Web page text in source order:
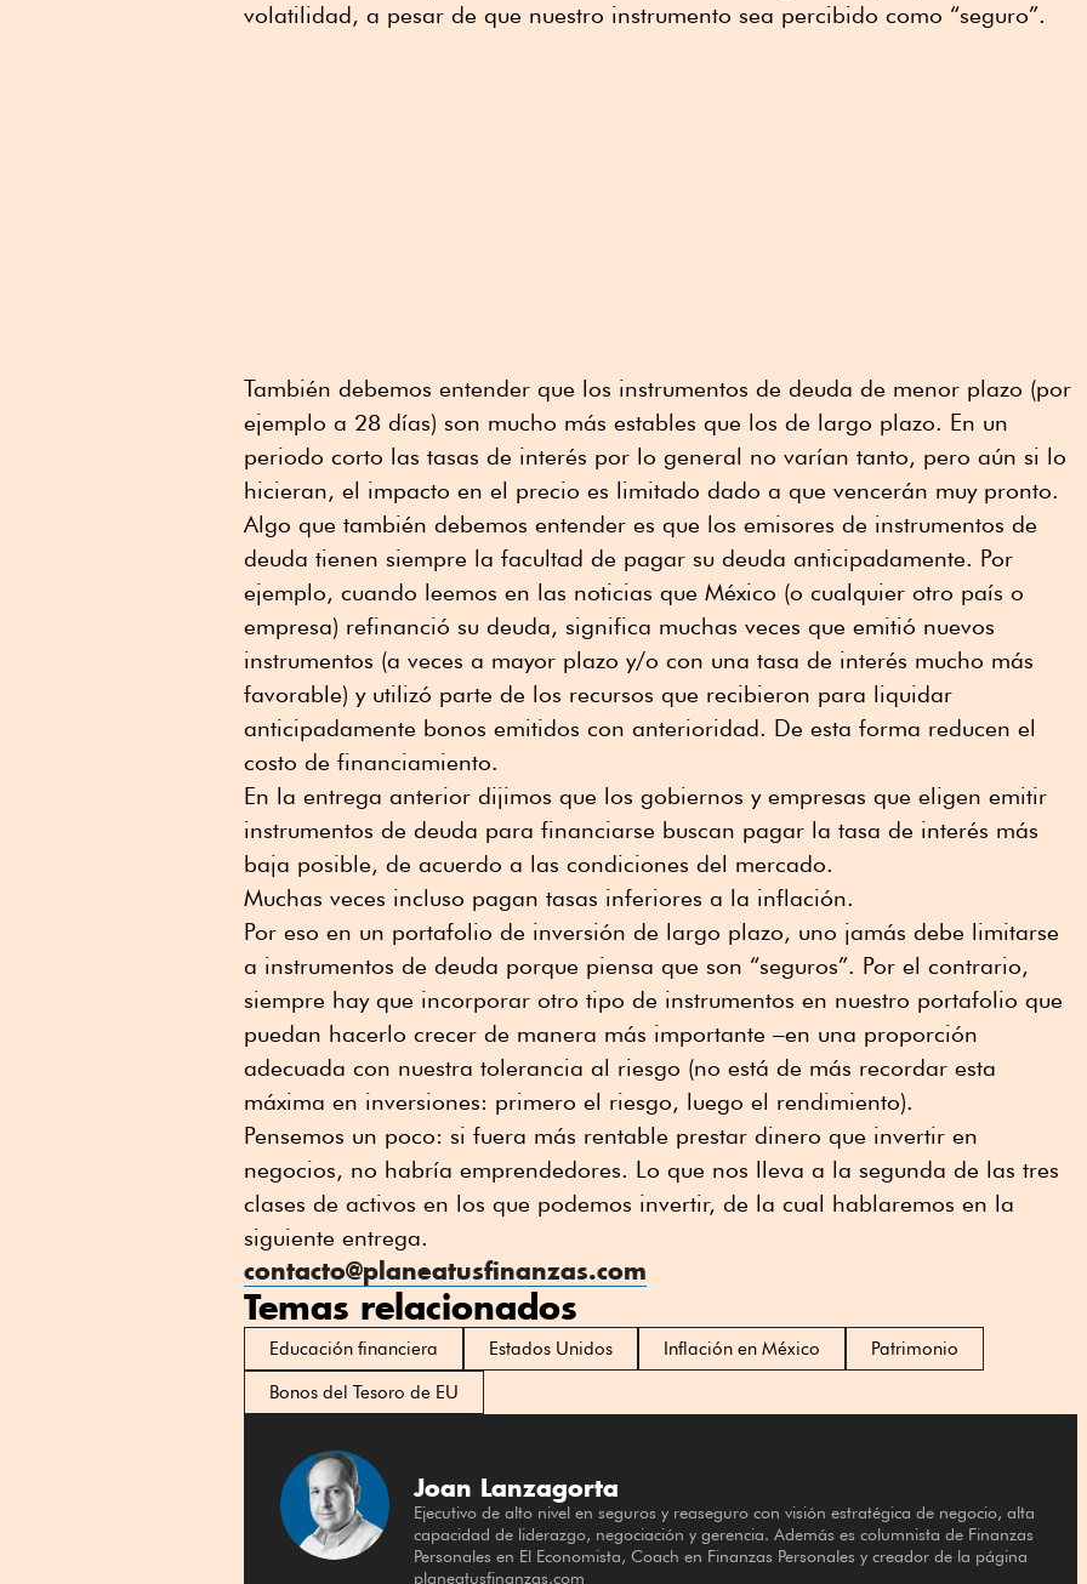
volatilidad, a pesar de que nuestro instrumento sea percibido como “seguro”.
También debemos entender que los instrumentos de deuda de menor plazo (por
ejemplo a 28 días) son mucho más estables que los de largo plazo. En un
periodo corto las tasas de interés por lo general no varían tanto, pero aún si lo
hicieran, el impacto en el precio es limitado dado a que vencerán muy pronto.
Algo que también debemos entender es que los emisores de instrumentos de
deuda tienen siempre la facultad de pagar su deuda anticipadamente. Por
ejemplo, cuando leemos en las noticias que México (o cualquier otro país o
empresa) refinanció su deuda, significa muchas veces que emitió nuevos
instrumentos (a veces a mayor plazo y/o con una tasa de interés mucho más
favorable) y utilizó parte de los recursos que recibieron para liquidar
anticipadamente bonos emitidos con anterioridad. De esta forma reducen el
costo de financiamiento.
En la entrega anterior dijimos que los gobiernos y empresas que eligen emitir
instrumentos de deuda para financiarse buscan pagar la tasa de interés más
baja posible, de acuerdo a las condiciones del mercado.
Muchas veces incluso pagan tasas inferiores a la inflación.
Por eso en un portafolio de inversión de largo plazo, uno jamás debe limitarse
a instrumentos de deuda porque piensa que son “seguros”. Por el contrario,
siempre hay que incorporar otro tipo de instrumentos en nuestro portafolio que
puedan hacerlo crecer de manera más importante –en una proporción
adecuada con nuestra tolerancia al riesgo (no está de más recordar esta
máxima en inversiones: primero el riesgo, luego el rendimiento).
Pensemos un poco: si fuera más rentable prestar dinero que invertir en
negocios, no habría emprendedores. Lo que nos lleva a la segunda de las tres
clases de activos en los que podemos invertir, de la cual hablaremos en la
siguiente entrega.
contacto@planeatusfinanzas.com
Temas relacionados
Educación financiera Estados Unidos Inflación en México
Patrimonio
Bonos del Tesoro de EU
Joan Lanzagorta
Ejecutivo de alto nivel en seguros y reaseguro con visión estratégica de negocio, alta
capacidad de liderazgo, negociación y gerencia. Además es columnista de Finanzas
Personales en El Economista, Coach en Finanzas Personales y creador de la página
planeatusfinanzas.com